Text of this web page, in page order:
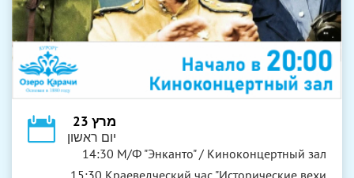
מרץ 23
יום ראשון
14:30 М/Ф "Энканто" / Киноконцертный зал